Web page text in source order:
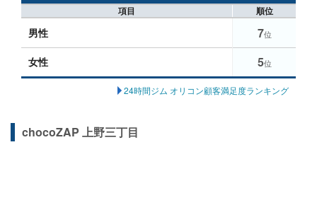
項目 順位
男性 7位
女性 5位
24時間ジム オリコン顧客満足度ランキング
chocoZAP 上野三丁目